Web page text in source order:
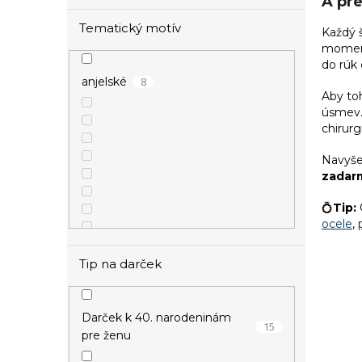
Tematický motív
anjelské 8
vianočné
Tip na darček
Darček k 40. narodeninám
pre ženu
15
Každý
do rúk
Aby
💍Tip:
ocele,